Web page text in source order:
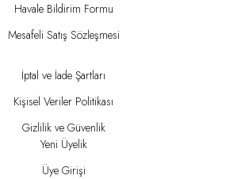
Havale Bildirim Formu
Mesafeli Satış Sözleşmesi
İptal ve İade Şartları
Kişisel Veriler Politikası
Gizlilik ve Güvenlik
Yeni Üyelik
Üye Girişi